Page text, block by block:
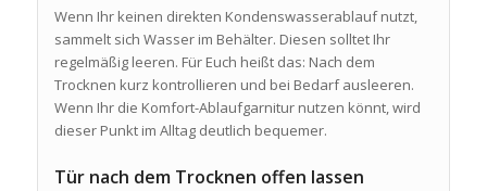
Wenn Ihr keinen direkten Kondenswasserablauf nutzt,
sammelt sich Wasser im Behälter. Diesen solltet Ihr
regelmäßig leeren. Für Euch heißt das: Nach dem
Trocknen kurz kontrollieren und bei Bedarf ausleeren.
Wenn Ihr die Komfort-Ablaufgarnitur nutzen könnt, wird
dieser Punkt im Alltag deutlich bequemer.
Tür nach dem Trocknen offen lassen